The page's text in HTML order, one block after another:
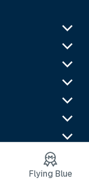
Flying Blue